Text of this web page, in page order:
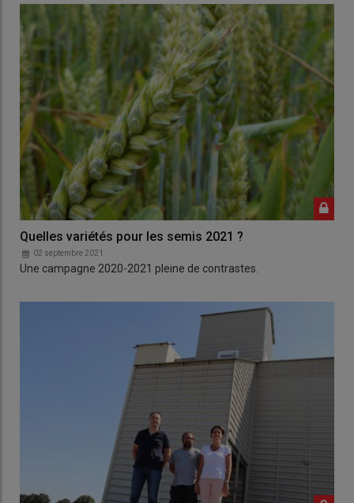
Quelles variétés pour les semis 2021 ?
02 septembre 2021
Une campagne 2020-2021 pleine de contrastes.